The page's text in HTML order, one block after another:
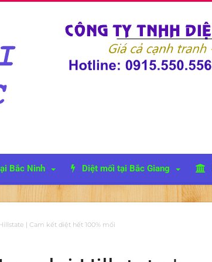
Bắc Ninh Diệt mối tại Bắc Giang
| Cam kết diệt hết 100% mối